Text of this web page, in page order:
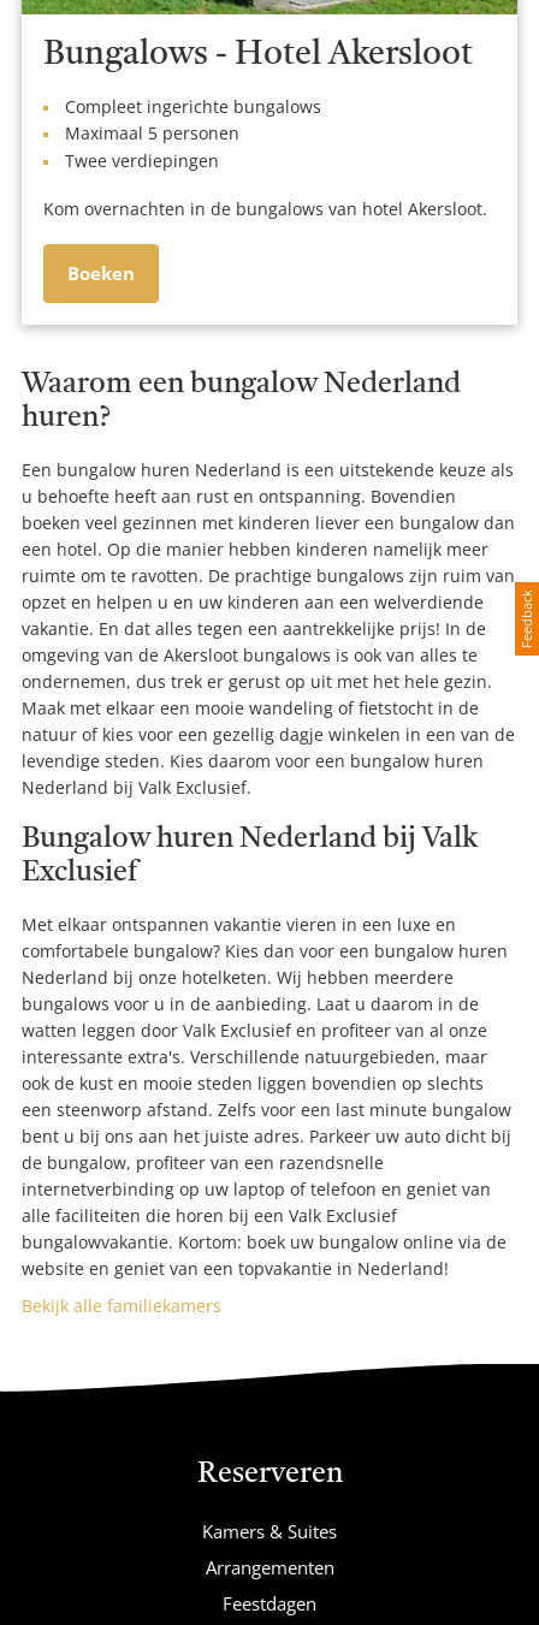
Bungalows - Hotel Akersloot
Compleet ingerichte bungalows
Maximaal 5 personen
Twee verdiepingen
Kom overnachten in de bungalows van hotel Akersloot.
Boeken
Waarom een bungalow Nederland
huren?
Een bungalow huren Nederland is een uitstekende keuze als
u behoefte heeft aan rust en ontspanning. Bovendien
boeken veel gezinnen met kinderen liever een bungalow dan
een hotel. Op die manier hebben kinderen namelijk meer
ruimte om te ravotten. De prachtige bungalows zijn ruim van
opzet en helpen u en uw kinderen aan een welverdiende
vakantie. En dat alles tegen een aantrekkelijke prijs! In de
omgeving van de Akersloot bungalows is ook van alles te
ondernemen, dus trek er gerust op uit met het hele gezin.
Maak met elkaar een mooie wandeling of fietstocht in de
natuur of kies voor een gezellig dagje winkelen in een van de
levendige steden. Kies daarom voor een bungalow huren
Nederland bij Valk Exclusief.
Bungalow huren Nederland bij Valk
Exclusief
Met elkaar ontspannen vakantie vieren in een luxe en
comfortabele bungalow? Kies dan voor een bungalow huren
Nederland bij onze hotelketen. Wij hebben meerdere
bungalows voor u in de aanbieding. Laat u daarom in de
watten leggen door Valk Exclusief en profiteer van al onze
interessante extra's. Verschillende natuurgebieden, maar
ook de kust en mooie steden liggen bovendien op slechts
een steenworp afstand. Zelfs voor een last minute bungalow
bent u bij ons aan het juiste adres. Parkeer uw auto dicht bij
de bungalow, profiteer van een razendsnelle
internetverbinding op uw laptop of telefoon en geniet van
alle faciliteiten die horen bij een Valk Exclusief
bungalowvakantie. Kortom: boek uw bungalow online via de
website en geniet van een topvakantie in Nederland!
Bekijk alle familiekamers
Reserveren
Kamers & Suites
Arrangementen
Feestdagen
Feedback